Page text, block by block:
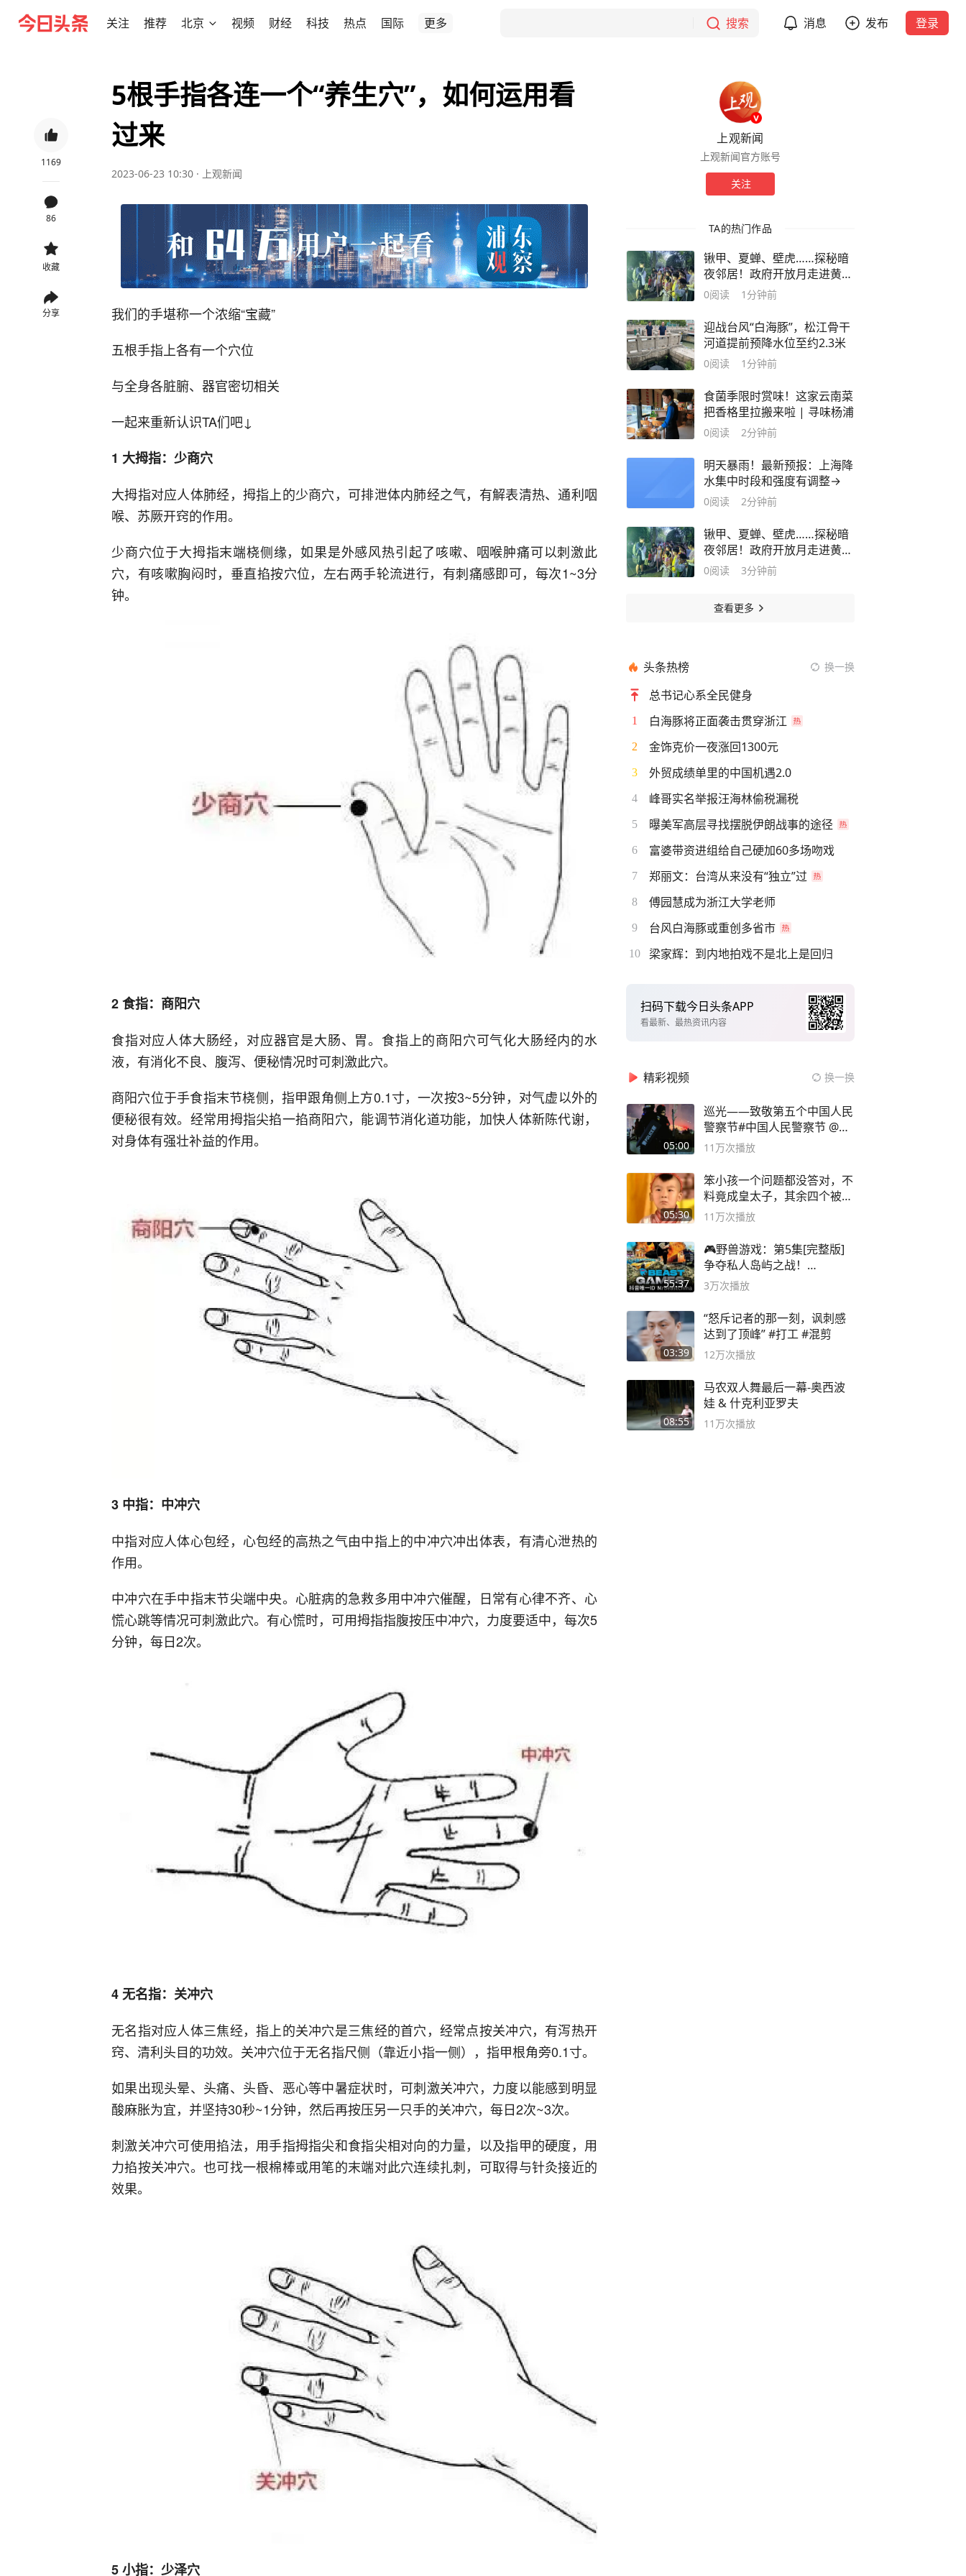
关注 推荐 北京 视频 财经 科技 热点 国际 更多 搜索 消息 发布 登录
1169
86
收藏
分享
5根手指各连一个“养生穴”，如何运用看
过来
2023-06-23 10:30 · 上观新闻
我们的手堪称一个浓缩“宝藏”
五根手指上各有一个穴位
与全身各脏腑、器官密切相关
一起来重新认识TA们吧↓
1 大拇指：少商穴
大拇指对应人体肺经，拇指上的少商穴，可排泄体内肺经之气，有解表清热、通利咽
喉、苏厥开窍的作用。
少商穴位于大拇指末端桡侧缘，如果是外感风热引起了咳嗽、咽喉肿痛可以刺激此
穴，有咳嗽胸闷时，垂直掐按穴位，左右两手轮流进行，有刺痛感即可，每次1~3分
钟。
2 食指：商阳穴
食指对应人体大肠经，对应器官是大肠、胃。食指上的商阳穴可气化大肠经内的水
液，有消化不良、腹泻、便秘情况时可刺激此穴。
商阳穴位于手食指末节桡侧，指甲跟角侧上方0.1寸，一次按3~5分钟，对气虚以外的
便秘很有效。经常用拇指尖掐一掐商阳穴，能调节消化道功能，加快人体新陈代谢，
对身体有强壮补益的作用。
3 中指：中冲穴
中指对应人体心包经，心包经的高热之气由中指上的中冲穴冲出体表，有清心泄热的
作用。
中冲穴在手中指末节尖端中央。心脏病的急救多用中冲穴催醒，日常有心律不齐、心
慌心跳等情况可刺激此穴。有心慌时，可用拇指指腹按压中冲穴，力度要适中，每次5
分钟，每日2次。
4 无名指：关冲穴
无名指对应人体三焦经，指上的关冲穴是三焦经的首穴，经常点按关冲穴，有泻热开
窍、清利头目的功效。关冲穴位于无名指尺侧（靠近小指一侧），指甲根角旁0.1寸。
如果出现头晕、头痛、头昏、恶心等中暑症状时，可刺激关冲穴，力度以能感到明显
酸麻胀为宜，并坚持30秒~1分钟，然后再按压另一只手的关冲穴，每日2次~3次。
刺激关冲穴可使用掐法，用手指拇指尖和食指尖相对向的力量，以及指甲的硬度，用
力掐按关冲穴。也可找一根棉棒或用笔的末端对此穴连续扎刺，可取得与针灸接近的
效果。
5 小指：少泽穴
上观新闻
上观新闻官方账号
关注
TA的热门作品
锹甲、夏蝉、壁虎……探秘暗
夜邻居！政府开放月走进黄浦
的“自然生态课堂”
0阅读 1分钟前
迎战台风“白海豚”，松江骨干
河道提前预降水位至约2.3米
0阅读 1分钟前
食菌季限时赏味！这家云南菜
把香格里拉搬来啦 | 寻味杨浦
0阅读 2分钟前
明天暴雨！最新预报：上海降
水集中时段和强度有调整→
0阅读 2分钟前
锹甲、夏蝉、壁虎……探秘暗
夜邻居！政府开放月走进黄浦
的“自然生态课堂”
0阅读 3分钟前
查看更多
头条热榜 换一换
总书记心系全民健身
1 白海豚将正面袭击贯穿浙江
2 金饰克价一夜涨回1300元
3 外贸成绩单里的中国机遇2.0
4 峰哥实名举报汪海林偷税漏税
5 曝美军高层寻找摆脱伊朗战事的途径
6 富婆带资进组给自己硬加60多场吻戏
7 郑丽文：台湾从来没有“独立”过
8 傅园慧成为浙江大学老师
9 台风白海豚或重创多省市
10 梁家辉：到内地拍戏不是北上是回归
扫码下载今日头条APP
看最新、最热资讯内容
精彩视频 换一换
05:00
巡光——致敬第五个中国人民
警察节#中国人民警察节 @抖
音小助手
11万次播放
05:30
笨小孩一个问题都没答对，不
料竟成皇太子，其余四个被处
死
11万次播放
55:37
🎮野兽游戏：第5集[完整版]
争夺私人岛屿之战！
#MrBeastChina
3万次播放
03:39
“怒斥记者的那一刻，讽刺感
达到了顶峰” #打工 #混剪
12万次播放
08:55
马农双人舞最后一幕-奥西波
娃 & 什克利亚罗夫
11万次播放